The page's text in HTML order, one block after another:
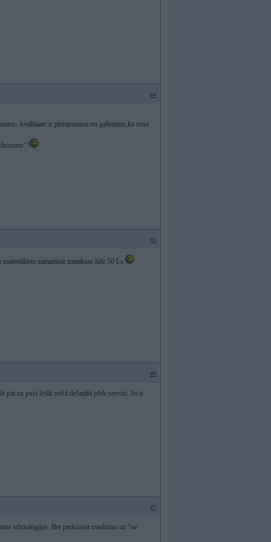
#4
kvalitaate ir pienjemama un galvenais,ka cena
#5
samazināt izmaksas līdz 50 Ls
#6
pat uz pusi lētāk nekā defaultā pērk servisi. Jo ir
#7
tehnologijas. Bet parkrasot mashiinu uz "ne